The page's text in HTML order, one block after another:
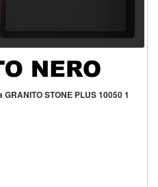
STONE PLUS 10050 1